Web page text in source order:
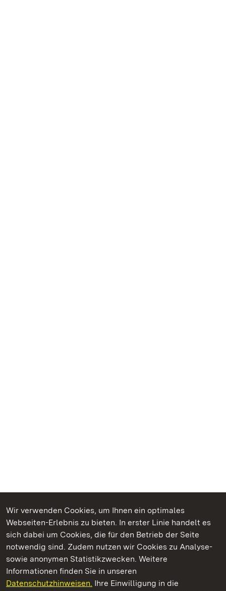
Wir verwenden Cookies, um Ihnen ein optimales
Webseiten-Erlebnis zu bieten. In erster Linie handelt es
sich dabei um Cookies, die für den Betrieb der Seite
notwendig sind. Zudem nutzen wir Cookies zu Analyse-
sowie anonymen Statistikzwecken. Weitere
Informationen finden Sie in unseren
Datenschutzhinweisen. Ihre Einwilligung in die
Kommen. Staunen. Genießen.
Burg Alt-Eberstein